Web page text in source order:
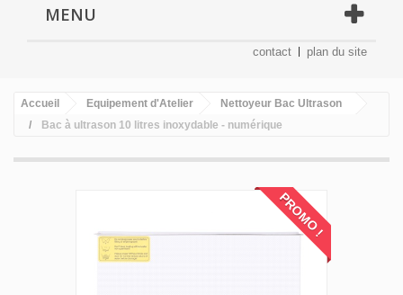
MENU
contact plan du site
Accueil Equipement d'Atelier
Nettoyeur Bac Ultrason
Bac à ultrason 10 litres inoxydable - numérique
PROMO !